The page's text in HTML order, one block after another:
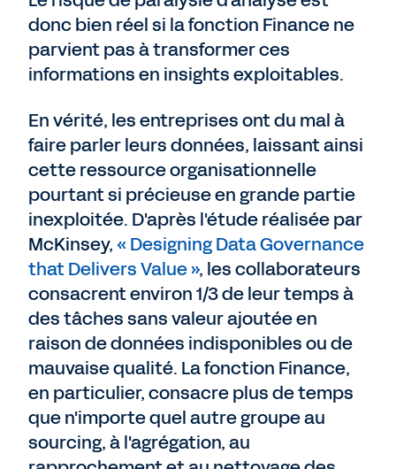
donc bien réel si la fonction Finance ne
parvient pas à transformer ces
informations en insights exploitables.
En vérité, les entreprises ont du mal à
faire parler leurs données, laissant ainsi
cette ressource organisationnelle
pourtant si précieuse en grande partie
inexploitée. D'après l'étude réalisée par
McKinsey,« Designing Data Governance
that Delivers Value », les collaborateurs
consacrent environ 1/3 de leur temps à
des tâches sans valeur ajoutée en
raison de données indisponibles ou de
mauvaise qualité. La fonction Finance,
en particulier, consacre plus de temps
que n'importe quel autre groupe au
sourcing, à l'agrégation, au